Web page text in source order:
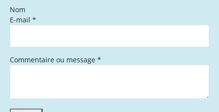
Nom
E-mail *
Commentaire ou message *